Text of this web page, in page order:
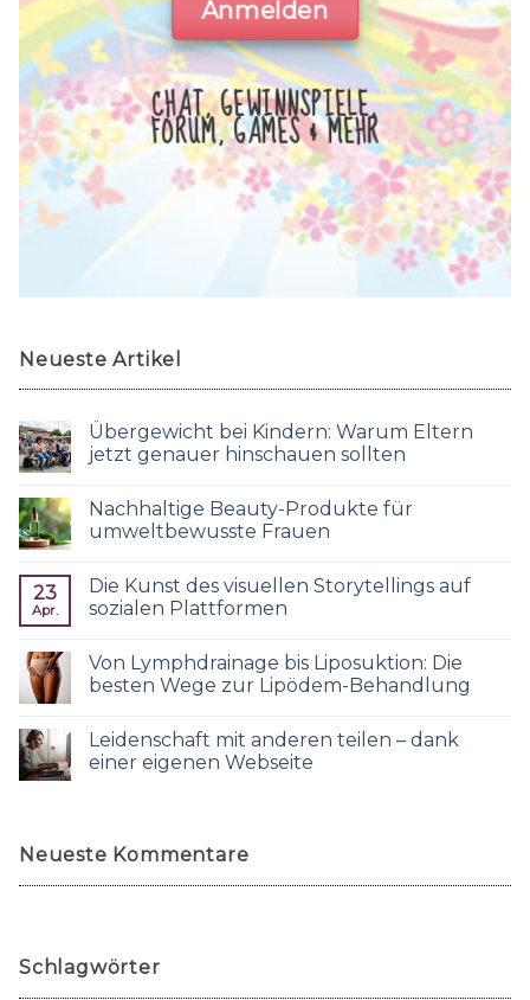
Anmelden
CHAT, GEWINNSPIELE,
FORUM, GAMES & MEHR
Neueste Artikel
Übergewicht bei Kindern: Warum Eltern
jetzt genauer hinschauen sollten
Nachhaltige Beauty-Produkte für
umweltbewusste Frauen
23
Apr.
Die Kunst des visuellen Storytellings auf
sozialen Plattformen
Von Lymphdrainage bis Liposuktion: Die
besten Wege zur Lipödem-Behandlung
Leidenschaft mit anderen teilen – dank
einer eigenen Webseite
Neueste Kommentare
Schlagwörter